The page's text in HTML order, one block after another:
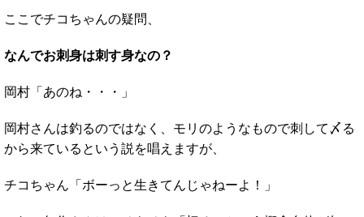
ここでチコちゃんの疑問、
なんでお刺身は刺す身なの？
岡村「あのね・・・」
岡村さんは釣るのではなく、モリのようなもので刺して〆る
から来ているという説を唱えますが、
チコちゃん「ボーっと生きてんじゃねーよ！」